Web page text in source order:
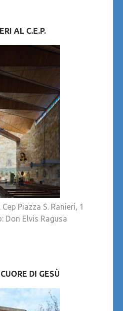
AL C.E.P.
Piazza S. Ranieri, 1
Don Elvis Ragusa
DI GESÙ